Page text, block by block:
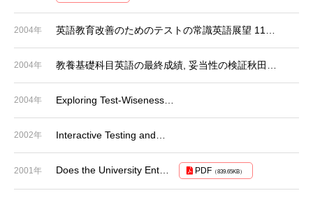
英語教育改善のためのテストの常識英語展望 11…
2004年
教養基礎科目英語の最終成績, 妥当性の検証秋田…
2004年
Exploring Test-Wiseness…
2004年
Interactive Testing and…
2002年
Does the University Ent… PDF （839.65KB）
2001年